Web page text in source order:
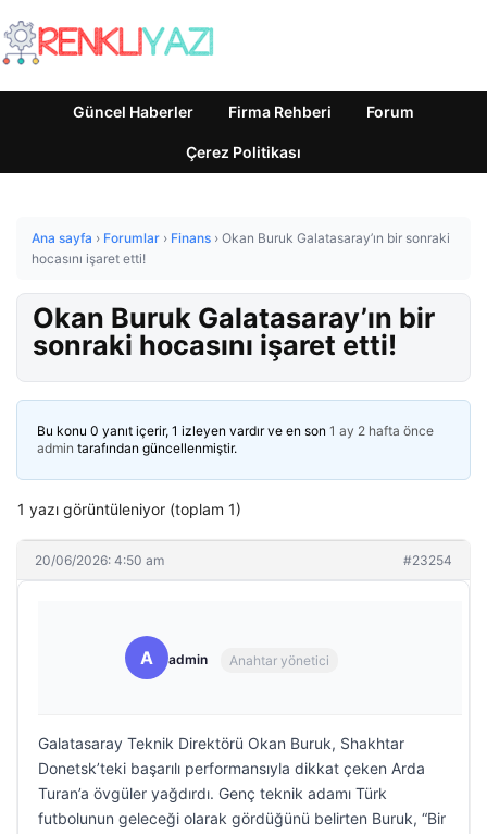
Güncel Haberler Firma Rehberi Forum
Çerez Politikası
Ana sayfa › Forumlar › Finans › Okan Buruk Galatasaray’ın bir sonraki
hocasını işaret etti!
Okan Buruk Galatasaray’ın bir
sonraki hocasını işaret etti!
Bu konu 0 yanıt içerir, 1 izleyen vardır ve en son 1 ay 2 hafta önce
admin tarafından güncellenmiştir.
1 yazı görüntüleniyor (toplam 1)
20/06/2026: 4:50 am #23254
A admin Anahtar yönetici
Galatasaray Teknik Direktörü Okan Buruk, Shakhtar
Donetsk’teki başarılı performansıyla dikkat çeken Arda
Turan’a övgüler yağdırdı. Genç teknik adamı Türk
futbolunun geleceği olarak gördüğünü belirten Buruk, “Bir